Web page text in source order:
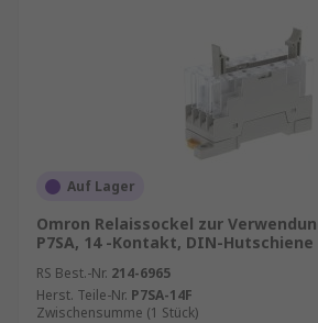
Auf Lager
Omron Relaissockel zur
P7SA, 14 -Kontakt, DIN-Hutschiene
RS Best.-Nr. 214-6965
Herst. Teile-Nr. P7SA-14F
Zwischensumme (1 Stück)